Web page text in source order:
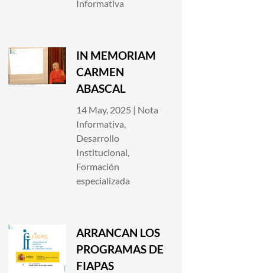
Informativa
IN MEMORIAM
CARMEN
ABASCAL
14 May, 2025 | Nota
Informativa
Desarrollo
Institucional
Formación
especializada
ARRANCAN LOS
PROGRAMAS DE
FIAPAS